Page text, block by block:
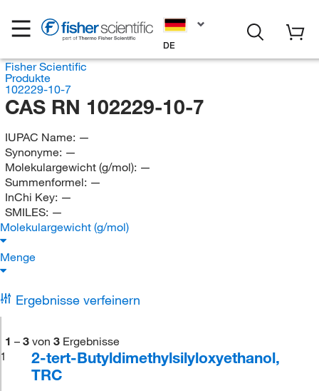
DE
Fisher Scientific
Produkte
102229-10-7
CAS RN 102229-10-7
IUPAC Name: —
Synonyme: —
Molekulargewicht (g/mol): —
Summenformel: —
InChi Key: —
SMILES: —
Molekulargewicht (g/mol)
Menge
Ergebnisse verfeinern
1 – 3 von 3 Ergebnisse
1
2-tert-Butyldimethylsilyloxyethanol,
TRC